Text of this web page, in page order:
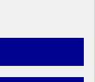
conforme